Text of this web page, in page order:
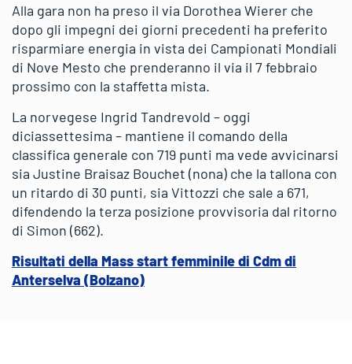
Alla gara non ha preso il via Dorothea Wierer che
dopo gli impegni dei giorni precedenti ha preferito
risparmiare energia in vista dei Campionati Mondiali
di Nove Mesto che prenderanno il via il 7 febbraio
prossimo con la staffetta mista.
La norvegese Ingrid Tandrevold – oggi
diciassettesima – mantiene il comando della
classifica generale con 719 punti ma vede avvicinarsi
sia Justine Braisaz Bouchet (nona) che la tallona con
un ritardo di 30 punti, sia Vittozzi che sale a 671,
difendendo la terza posizione provvisoria dal ritorno
di Simon (662).
Risultati della Mass start femminile di Cdm di
Anterselva (Bolzano)